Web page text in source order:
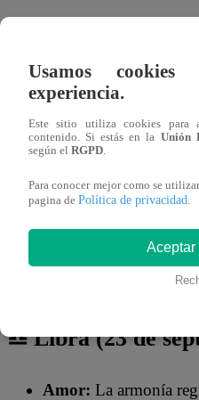
♎ Libra (23 de
Amor: La armonía
Usamos
experiencia.
Este sitio utiliza cookies para
contenido. Si estás en la Unión
según el RGPD.
Para conocer mejor como se
pagina de Política de privacidad.